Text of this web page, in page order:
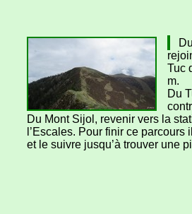
Tuc
m.
Du
Du Mont Sijol, revenir vers la
l’Escales. Pour finir ce
et le suivre jusqu’à trouver une